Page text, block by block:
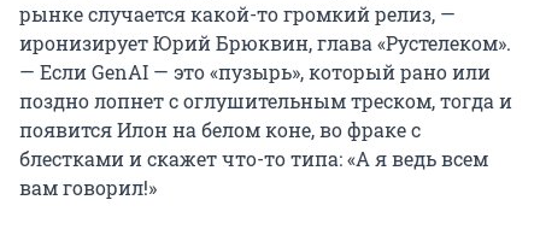
рынке случается какой-то громкий релиз, —
иронизирует Юрий Брюквин, глава «Рустелеком».
— Если GenAI — это «пузырь», который рано или
поздно лопнет с оглушительным треском, тогда и
появится Илон на белом коне, во фраке с
блестками и скажет что-то типа: «А я ведь всем
вам говорил!»